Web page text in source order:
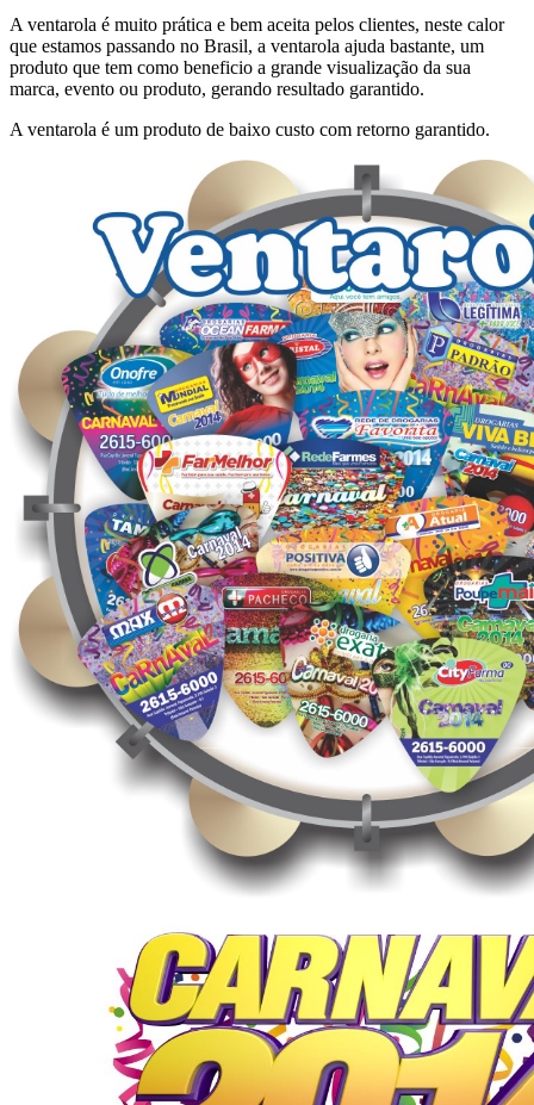
A ventarola é muito prática e bem aceita pelos clientes, neste calor
que estamos passando no Brasil, a ventarola ajuda bastante, um
produto que tem como beneficio a grande visualização da sua
marca, evento ou produto, gerando resultado garantido.
A ventarola é um produto de baixo custo com retorno garantido.